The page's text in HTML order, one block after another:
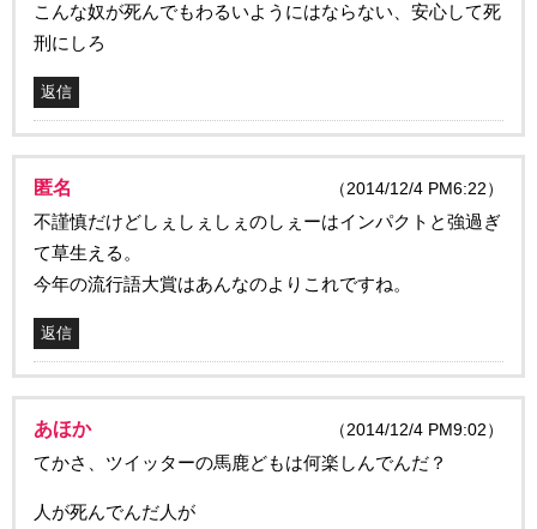
こんな奴が死んでもわるいようにはならない、安心して死
刑にしろ
返信
匿名 （2014/12/4 PM6:22）
不謹慎だけどしぇしぇしぇのしぇーはインパクトと強過ぎ
て草生える。
今年の流行語大賞はあんなのよりこれですね。
返信
あほか （2014/12/4 PM9:02）
てかさ、ツイッターの馬鹿どもは何楽しんでんだ？
人が死んでんだ人が